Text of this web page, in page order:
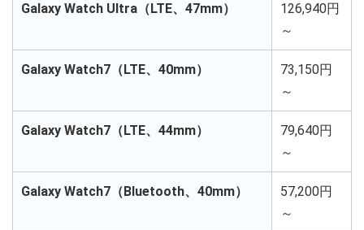
Galaxy Watch Ultra（LTE、47mm）
126,940円
～
Galaxy Watch7（LTE、40mm）
73,150円
～
Galaxy Watch7（LTE、44mm）
79,640円
～
Galaxy Watch7（Bluetooth、40mm）
57,200円
～